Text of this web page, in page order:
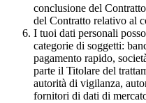
conclusione del
del Contratto relativo al
I tuoi dati personali
categorie di soggetti:
pagamento rapido,
parte il Titolare del
autorità di vigilanza,
fornitori di dati di